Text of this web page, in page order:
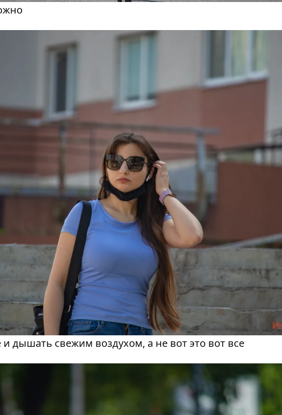
и дышать свежим воздухом, а не вот это вот все